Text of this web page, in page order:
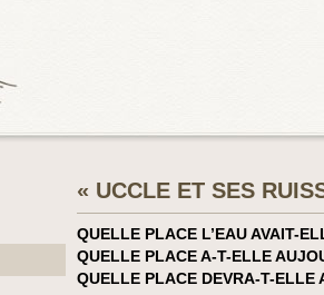
« UCCLE ET SES
QUELLE PLACE L’EAU AVAIT-
QUELLE PLACE A-T-ELLE
QUELLE PLACE DEVRA-T-ELLE